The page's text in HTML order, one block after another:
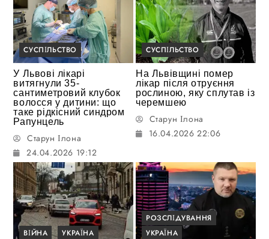
СУСПІЛЬСТВО
У Львові лікарі
витягнули 35-
сантиметровий клубок
волосся у дитини: що
таке рідкісний синдром
Рапунцель
Старун Ілона
24.04.2026 19:12
СУСПІЛЬСТВО
На Львівщині помер
лікар після отруєння
рослиною, яку сплутав із
черемшею
Старун Ілона
16.04.2026 22:06
ВІЙНА УКРАЇНА
РОЗСЛІДУВАННЯ
УКРАЇНА